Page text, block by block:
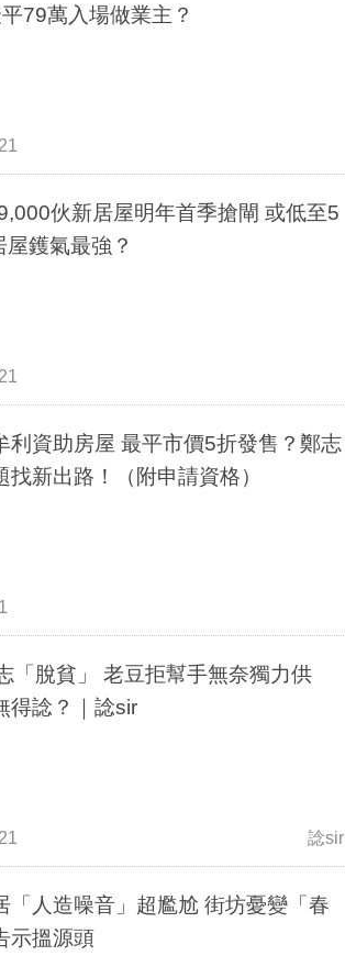
79萬入場做業主？
伙新居屋明年首季搶閘 或低至5
鑊氣最強？
利資助房屋 最平市價5折發售？鄭志
找新出路！（附申請資格）
「脫貧」 老豆拒幫手無奈獨力供
得諗？｜諗sir
諗sir
「人造噪音」超尷尬 街坊憂變「春
示搵源頭